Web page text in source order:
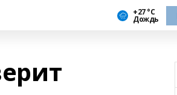
+27 °С
Дождь